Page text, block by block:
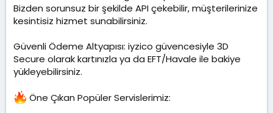
Bizden sorunsuz bir şekilde API çekebilir, müşterilerinize
kesintisiz hizmet sunabilirsiniz.
Güvenli Ödeme Altyapısı: iyzico güvencesiyle 3D
Secure olarak kartınızla ya da EFT/Havale ile bakiye
yükleyebilirsiniz.
Öne Çıkan Popüler Servislerimiz: